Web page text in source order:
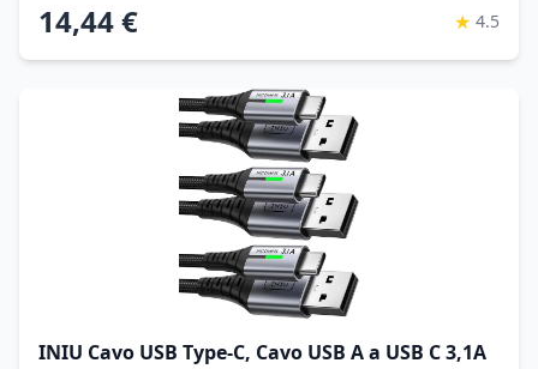
Compatibile con
iPhone/Samsung/GoPro/Camera
14,44 € ★ 4.5
INIU Cavo USB Type-C, Cavo USB A a USB C 3,1A